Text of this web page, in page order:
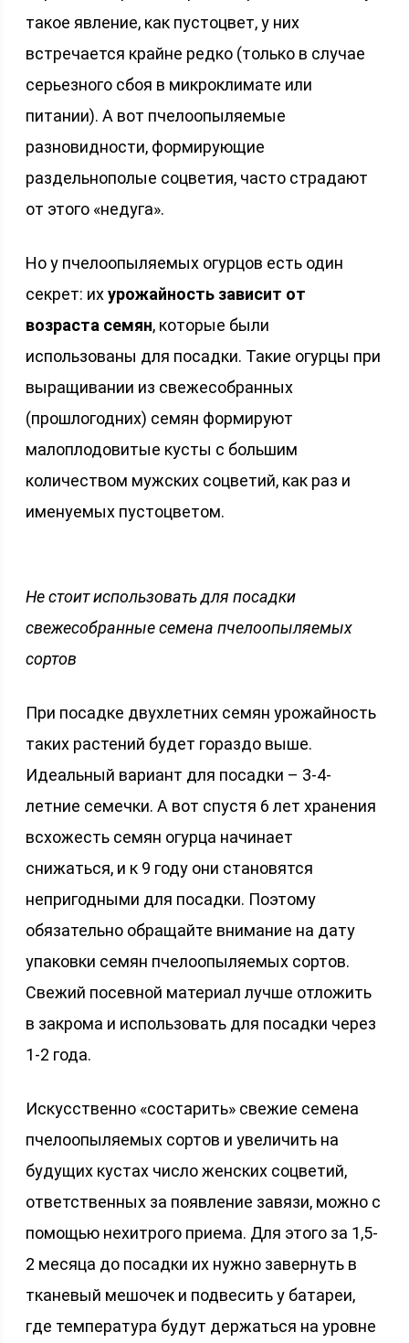
такое явление, как пустоцвет, у них
встречается крайне редко (только в случае
серьезного сбоя в микроклимате или
питании). А вот пчелоопыляемые
разновидности, формирующие
раздельнополые соцветия, часто страдают
от этого «недуга».
Но у пчелоопыляемых огурцов есть один
секрет: ихурожайность зависит от
возраста семян, которые были
использованы для посадки. Такие огурцы при
выращивании из свежесобранных
(прошлогодних) семян формируют
малоплодовитые кусты с большим
количеством мужских соцветий, как раз и
именуемых пустоцветом.
Не стоит использовать для посадки
свежесобранные семена пчелоопыляемых
сортов
При посадке двухлетних семян урожайность
таких растений будет гораздо выше.
Идеальный вариант для посадки – 3-4-
летние семечки. А вот спустя 6 лет хранения
всхожесть семян огурца начинает
снижаться, и к 9 году они становятся
непригодными для посадки. Поэтому
обязательно обращайте внимание на дату
упаковки семян пчелоопыляемых сортов.
Свежий посевной материал лучше отложить
в закрома и использовать для посадки через
1-2 года.
Искусственно «состарить» свежие семена
пчелоопыляемых сортов и увеличить на
будущих кустах число женских соцветий,
ответственных за появление завязи, можно с
помощью нехитрого приема. Для этого за 1,5-
2 месяца до посадки их нужно завернуть в
тканевый мешочек и подвесить у батареи,
где температура будут держаться на уровне